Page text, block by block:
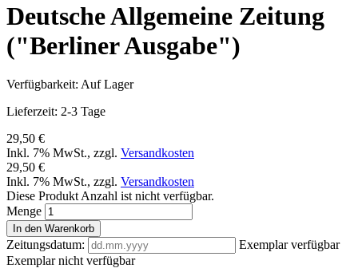
Deutsche Allgemeine Zeitung
("Berliner Ausgabe")
Verfügbarkeit: Auf Lager
Lieferzeit: 2-3 Tage
29,50 €
Inkl. 7% MwSt., zzgl. Versandkosten
29,50 €
Inkl. 7% MwSt., zzgl. Versandkosten
Diese Produkt Anzahl ist nicht verfügbar.
Menge
In den Warenkorb
Zeitungsdatum:
Exemplar verfügbar
Exemplar nicht verfügbar